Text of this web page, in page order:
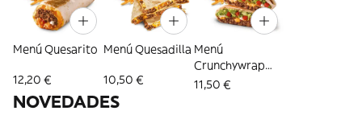
Menú Quesarito
12,20 €
Menú Quesadilla
10,50 €
Menú
Crunchywrap
Supreme
11,50 €
NOVEDADES